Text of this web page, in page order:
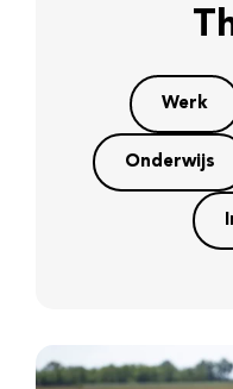
Werk
Onderwijs